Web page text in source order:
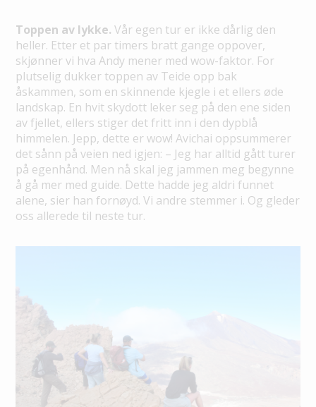
Toppen av lykke.Vår egen tur er ikke dårlig den
heller. Etter et par timers bratt gange oppover,
skjønner vi hva Andy mener med wow-faktor. For
plutselig dukker toppen av Teide opp bak
åskammen, som en skinnende kjegle i et ellers øde
landskap. En hvit skydott leker seg på den ene siden
av fjellet, ellers stiger det fritt inn i den dypblå
himmelen. Jepp, dette er wow! Avichai oppsummerer
det sånn på veien ned igjen: – Jeg har alltid gått turer
på egenhånd. Men nå skal jeg jammen meg begynne
å gå mer med guide. Dette hadde jeg aldri funnet
alene, sier han fornøyd. Vi andre stemmer i. Og gleder
oss allerede til neste tur.